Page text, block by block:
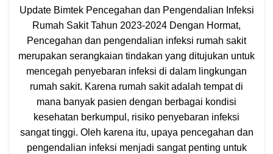
Update Bimtek Pencegahan dan Pengendalian Infeksi
Rumah Sakit Tahun 2023-2024 Dengan Hormat,
Pencegahan dan pengendalian infeksi rumah sakit
merupakan serangkaian tindakan yang ditujukan untuk
mencegah penyebaran infeksi di dalam lingkungan
rumah sakit. Karena rumah sakit adalah tempat di
mana banyak pasien dengan berbagai kondisi
kesehatan berkumpul, risiko penyebaran infeksi
sangat tinggi. Oleh karena itu, upaya pencegahan dan
pengendalian infeksi menjadi sangat penting untuk